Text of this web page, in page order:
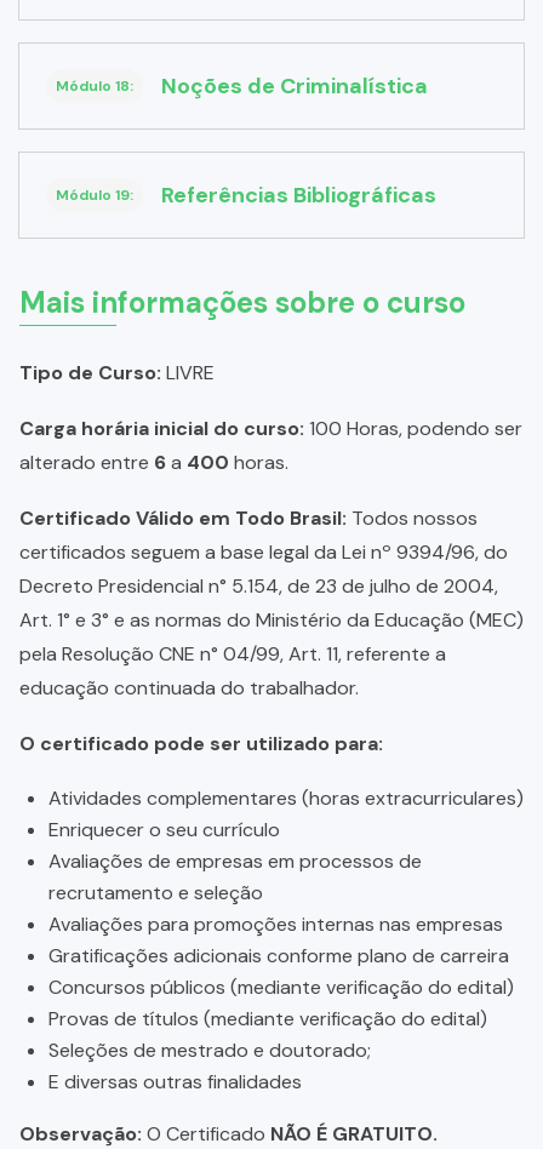
Módulo 18: Noções de Criminalística
Módulo 19: Referências Bibliográficas
Mais informações sobre o curso
Tipo de Curso: LIVRE
Carga horária inicial do curso: 100 Horas, podendo ser
alterado entre 6a 400 horas.
Certificado Válido em Todo Brasil: Todos nossos
certificados seguem a base legal da Lei nº 9394/96, do
Decreto Presidencial n° 5.154, de 23 de julho de 2004,
Art. 1° e 3° e as normas do Ministério da Educação (MEC)
pela Resolução CNE n° 04/99, Art. 11, referente a
educação continuada do trabalhador.
O certificado pode ser utilizado para:
Atividades complementares (horas extracurriculares)
Enriquecer o seu currículo
Avaliações de empresas em processos de
recrutamento e seleção
Avaliações para promoções internas nas empresas
Gratificações adicionais conforme plano de carreira
Concursos públicos (mediante verificação do edital)
Provas de títulos (mediante verificação do edital)
Seleções de mestrado e doutorado;
E diversas outras finalidades
Observação: O Certificado NÃO É GRATUITO.